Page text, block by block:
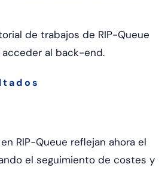
de trabajos de RIP-Queue
al back-end.
RIP-Queue reflejan ahora el
el seguimiento de costes y